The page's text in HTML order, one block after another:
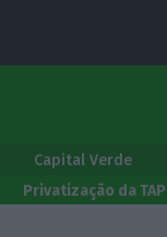
Capital Verde
Privatização da TAP